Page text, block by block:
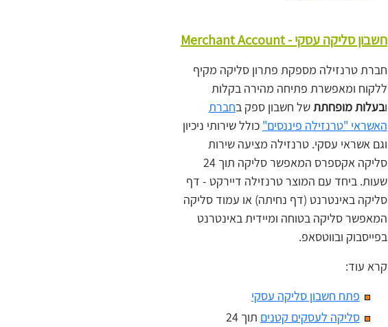
חשבון סליקה עסקי - Merchant Account
חברת טרנזילה מספקת פתרון סליקה מקיף
ללקוח ומאפשרת פתיחה מהירה בקלות
ובעלות מופחתתשל חשבון ספק בחברת
האשראי "טרנזילה פיננסים" כולל שירותי ניכיון
וגם אשראי עסקי. טרנזילה מציעה שירות
סליקה אקספרס המאפשר סליקה תוך 24
שעות. ביחד עם המוצר טרנזילה דיירקט - דף
סליקה באינטרנט (דף נחיתה) או עמוד סליקה
המאפשר סליקה בטוחה ומיידית באינטרנט
בפייסבוק ובווטסאפ.
קרא עוד:
פתח חשבון סליקה עסקי
סליקה לעסקים קטנים
תוך 24